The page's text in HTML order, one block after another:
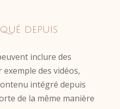
depuis
inclure des
des vidéos,
intégré depuis
de la même manière